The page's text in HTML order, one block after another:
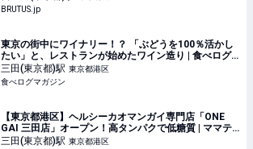
BRUTUS.jp
東京の街中にワイナリー！？ 「ぶどうを100％活かし
たい」と、レストランが始めたワイン造り | 食べログ
マガジン
三田(東京都)駅 東京都港区
食べログマガジン
【東京都港区】ヘルシーカオマンガイ専門店「ONE
GAI 三田店」オープン！高タンパクで低糖質 | ママテ
ナ
三田(東京都)駅 東京都港区